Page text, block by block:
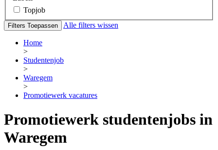
Topjob
Filters Toepassen Alle filters wissen
Home
>
Studentenjob
>
Waregem
>
Promotiewerk vacatures
Promotiewerk studentenjobs in
Waregem